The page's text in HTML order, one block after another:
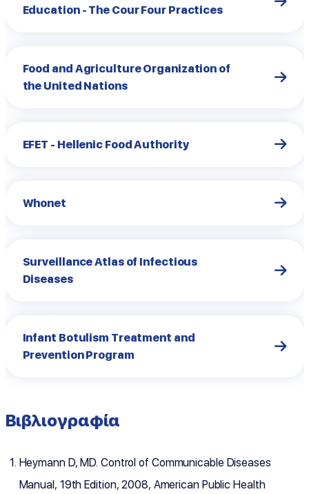
Education - The Cour Four Practices
Food and Agriculture Organization of
the United Nations
EFET - Hellenic Food Authority
Whonet
Surveillance Atlas of Infectious
Diseases
Infant Botulism Treatment and
Prevention Program
Βιβλιογραφία
Heymann D, MD. Control of Communicable Diseases
Manual, 19th Edition, 2008, American Public Health